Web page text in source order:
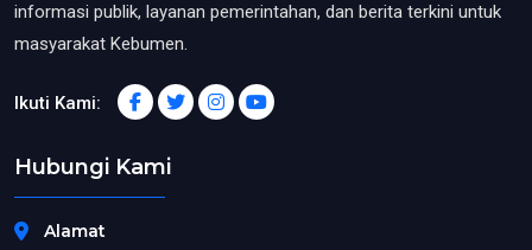
informasi publik, layanan pemerintahan, dan berita terkini untuk
masyarakat Kebumen.
Ikuti Kami:
Hubungi Kami
Alamat